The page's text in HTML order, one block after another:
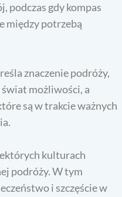
podczas gdy kompas
między potrzebą
znaczenie podróży,
możliwości, a
są w trakcie ważnych
kulturach
podróży. W tym
i szczęście w